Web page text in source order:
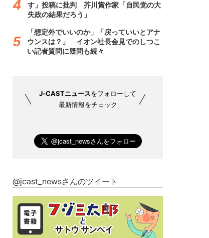
す」投稿に批判 芥川賞作家「自民党の大
失政の結果だろう」
「想定外でいいのか」「戻っていいとアナ
ウンスは？」 イオン社長会見でのしつこ
い記者質問に疑問も続々
J-CASTニュースをフォローして
最新情報をチェック
@jcast_newsさんのツイート